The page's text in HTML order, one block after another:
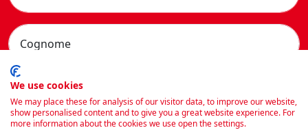
Cognome
We use cookies
We may place these for analysis of our visitor data, to improve our website,
show personalised content and to give you a great website experience. For
more information about the cookies we use open the settings.